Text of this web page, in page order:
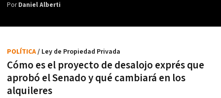
PorDaniel Alberti
Cómo es el proyecto de desalojo exprés que
aprobó el Senado y qué cambiará en los
alquileres
POLÍTICA/ Ley de Propiedad Privada